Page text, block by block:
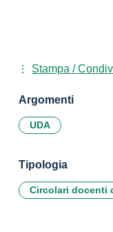
Stampa /
Argomenti
UDA
Tipologia
Circolari docenti